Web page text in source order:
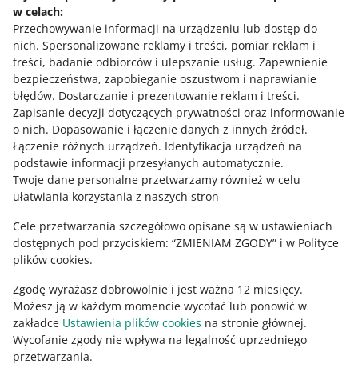
w celach:
Przechowywanie informacji na urządzeniu lub dostęp do
nich. Spersonalizowane reklamy i treści, pomiar reklam i
treści, badanie odbiorców i ulepszanie usług. Zapewnienie
bezpieczeństwa, zapobieganie oszustwom i naprawianie
błędów. Dostarczanie i prezentowanie reklam i treści.
Zapisanie decyzji dotyczących prywatności oraz informowanie
o nich. Dopasowanie i łączenie danych z innych źródeł.
Łączenie różnych urządzeń. Identyfikacja urządzeń na
podstawie informacji przesyłanych automatycznie.
Twoje dane personalne przetwarzamy również w celu
ułatwiania korzystania z naszych stron
Cele przetwarzania szczegółowo opisane są w ustawieniach
dostępnych pod przyciskiem: “ZMIENIAM ZGODY” i w Polityce
plików cookies.
Zgodę wyrażasz dobrowolnie i jest ważna 12 miesięcy.
Możesz ją w każdym momencie wycofać lub ponowić w
zakładce Ustawienia plików cookies na stronie głównej.
Wycofanie zgody nie wpływa na legalność uprzedniego
przetwarzania.
Doprecyzowaliśmy limit ofert z tym samym
produktem, które może wystawić jeden
sprzedający
Jeden sprzedający może wystawić maksymalnie 2 oferty z
tym samym produktem, w tej samej podkategorii, które
mają parametr stan o wartości Nowy. Doprecyzowaliśmy,
że limit dotyczy każdego rynku z osobna.
Podstawa: usprawnienie działania serwisu i obsługi
użytkowników (artykuł 14.1 Regulaminu Allegro, litera d).
Zaktualizowaliśmy Regulamin Abonamentu
Gdy wykupiszAbonamentna swoim koncie na jednym z
rynków, możesz z niego korzystać również na wszystkich
rynkach zagranicznych, na których sprzedajesz. Jeszcze
w tym roku udostępnimy Allegro w Węgrzech – z
abonamentu skorzystasz także na tym rynku.